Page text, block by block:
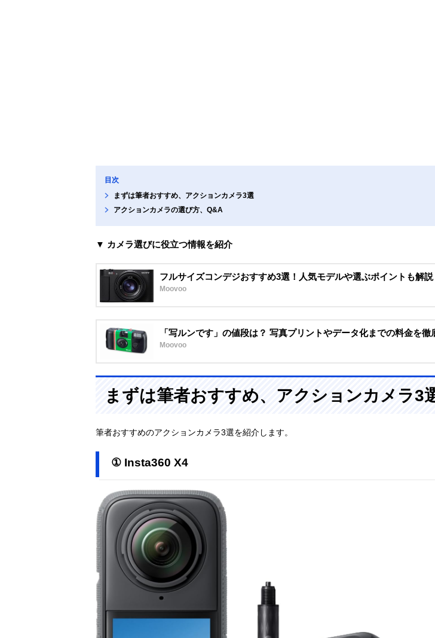
目次
まずは筆者おすすめ、アクションカメラ3選
アクションカメラの選び方、Q&A
▼ カメラ選びに役立つ情報を紹介
フルサイズコンデジおすすめ3選！人気モデルや選ぶポイントも解説
Moovoo
「写ルンです」の値段は？ 写真プリントやデータ化までの料金を徹
Moovoo
まずは筆者おすすめ、アクションカメラ3
筆者おすすめのアクションカメラ3選を紹介します。
① Insta360 X4